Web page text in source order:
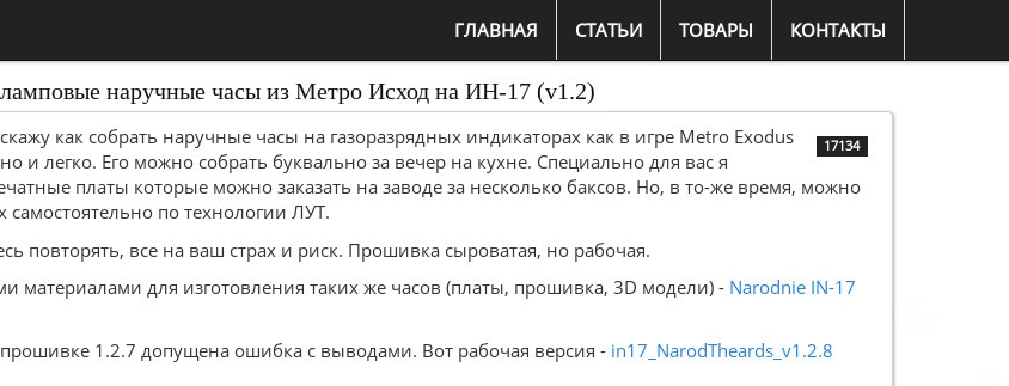
ГЛАВНАЯ СТАТЬИ ТОВАРЫ КОНТАКТЫ
наручные часы из Метро Исход на ИН-17 (v1.2)
17134
как собрать наручные часы на газоразрядных индикаторах как в игре Metro Exodus
и легко. Его можно собрать буквально за вечер на кухне. Специально для вас я
платы которые можно заказать на заводе за несколько баксов. Но, в то-же время, можно
самостоятельно по технологии ЛУТ.
повторять, все на ваш страх и риск. Прошивка сыроватая, но рабочая.
материалами для изготовления таких же часов (платы, прошивка, 3D модели) - Narodnie IN-17
1.2.7 допущена ошибка с выводами. Вот рабочая версия - in17_NarodTheards_v1.2.8